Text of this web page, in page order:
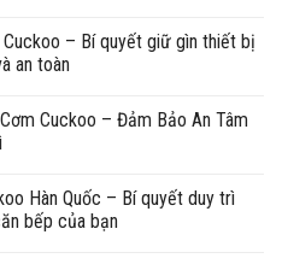
– Bí quyết giữ gìn thiết bị
an toàn
Cuckoo – Đảm Bảo An Tâm
Hàn Quốc – Bí quyết duy trì
bếp của bạn